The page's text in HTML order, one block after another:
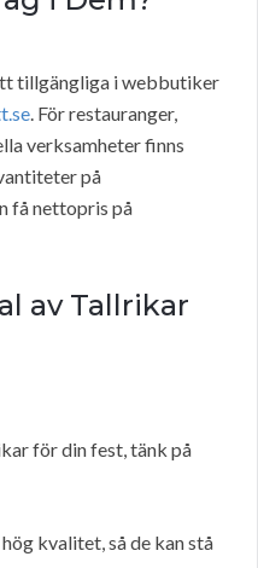
tillgängliga i webbutiker
. För restauranger,
verksamheter finns
på
få nettopris på
av Tallrikar
för din fest, tänk på
kvalitet, så de kan stå